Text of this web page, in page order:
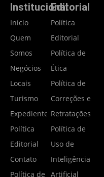
Institucional
Início
Quem
Somos
Negócios
Locais
Turismo
Expediente
Política
Editorial
Contato
Política de
Editorial
Política
Editorial
Política de
Ética
Política de
Correções e
Retratações
Política de
Uso de
Inteligência
Artificial